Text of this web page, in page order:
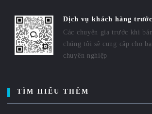
Dịch vụ khách hàng
Các chuyên gia trước khi
chúng tôi sẽ cung cấp cho
chuyên nghiệp
TÌM HIỂU THÊM